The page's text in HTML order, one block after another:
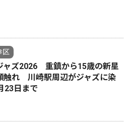
区
ャズ2026 重鎮から15歳の新星
触れ 川崎駅周辺がジャズに染
23日まで